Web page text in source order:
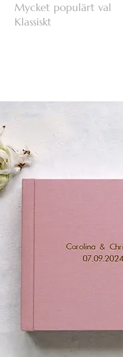
Mycket populärt val
Klassiskt